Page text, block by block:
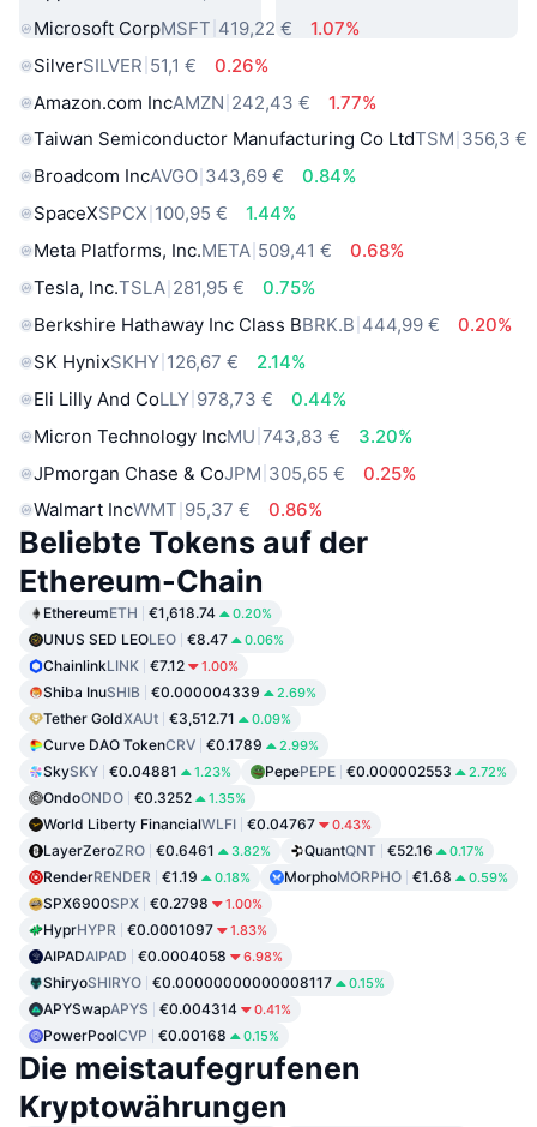
Microsoft CorpMSFT 419,22 €
1.07%
SilverSILVER 51,1 €
0.26%
Amazon.com IncAMZN 242,43 €
1.77%
Taiwan Semiconductor Manufacturing Co LtdTSM 356,3 €
Broadcom IncAVGO 343,69 €
0.84%
SpaceXSPCX 100,95 €
1.44%
Meta Platforms, Inc.META 509,41 €
0.68%
Tesla, Inc.TSLA 281,95 €
0.75%
Berkshire Hathaway Inc Class BBRK.B 444,99 €
0.20%
SK HynixSKHY 126,67 €
2.14%
Eli Lilly And CoLLY 978,73 €
0.44%
Micron Technology IncMU 743,83 €
3.20%
JPmorgan Chase & CoJPM 305,65 €
0.25%
Walmart IncWMT 95,37 € 0.86%
Beliebte Tokens auf der
Ethereum-Chain
EthereumETH €1,618.74 0.20%
UNUS SED LEOLEO €8.47 0.06%
ChainlinkLINK €7.12 1.00%
Shiba InuSHIB €0.000004339 2.69%
Tether GoldXAUt €3,512.71 0.09%
Curve DAO TokenCRV €0.1789 2.99%
SkySKY €0.04881 1.23% PepePEPE €0.000002553 2.72%
OndoONDO €0.3252 1.35%
World Liberty FinancialWLFI €0.04767 0.43%
LayerZeroZRO €0.6461 3.82% QuantQNT €52.16 0.17%
RenderRENDER €1.19 0.18% MorphoMORPHO €1.68 0.59%
SPX6900SPX €0.2798 1.00%
HyprHYPR €0.0001097 1.83%
AIPADAIPAD €0.0004058 6.98%
ShiryoSHIRYO €0.00000000000008117 0.15%
APYSwapAPYS €0.004314 0.41%
PowerPoolCVP €0.00168 0.15%
Die meistaufegrufenen
Kryptowährungen